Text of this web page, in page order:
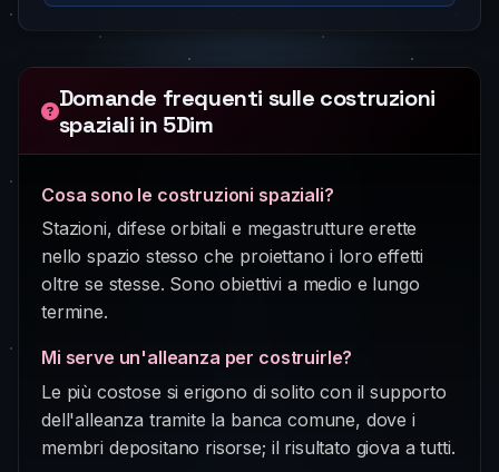
Domande frequenti sulle costruzioni
spaziali in 5Dim
Cosa sono le costruzioni spaziali?
Stazioni, difese orbitali e megastrutture erette
nello spazio stesso che proiettano i loro effetti
oltre se stesse. Sono obiettivi a medio e lungo
termine.
Mi serve un'alleanza per costruirle?
Le più costose si erigono di solito con il supporto
dell'alleanza tramite la banca comune, dove i
membri depositano risorse; il risultato giova a tutti.